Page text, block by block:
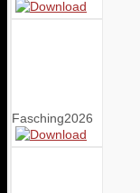
Fasching2026